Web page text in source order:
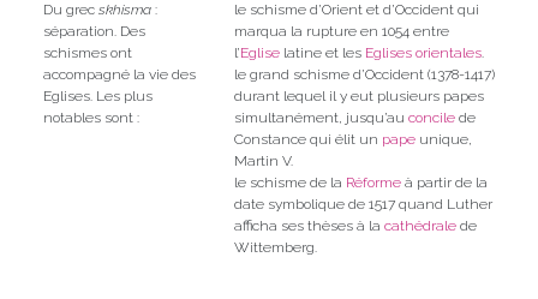
Du grec skhisma:
séparation. Des
schismes ont
accompagné la vie des
Eglises. Les plus
notables sont :
le schisme d’Orient et d’Occident qui
marqua la rupture en 1054 entre
l’Eglise latine et les Eglises orientales.
le grand schisme d’Occident (1378-1417)
durant lequel il y eut plusieurs papes
simultanément, jusqu’au concile de
Constance qui élit un pape unique,
Martin V.
le schisme de la Réforme à partir de la
date symbolique de 1517 quand Luther
afficha ses thèses à la cathédrale de
Wittemberg.